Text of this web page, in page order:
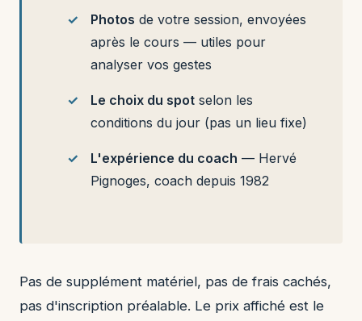
Photos de votre session, envoyées
après le cours — utiles pour
analyser vos gestes
Le choix du spotselon les
conditions du jour (pas un lieu fixe)
L'expérience du coach — Hervé
Pignoges, coach depuis 1982
Pas de supplément matériel, pas de frais cachés,
pas d'inscription préalable. Le prix affiché est le